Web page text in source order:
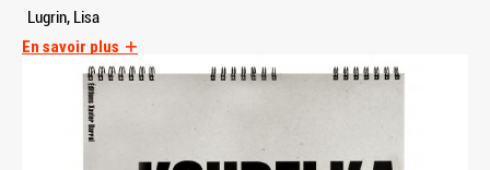
Lugrin, Lisa
En savoir plus